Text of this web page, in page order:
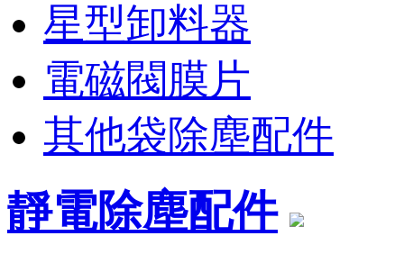
星型卸料器
電磁閥膜片
其他袋除塵配件
靜電除塵配件